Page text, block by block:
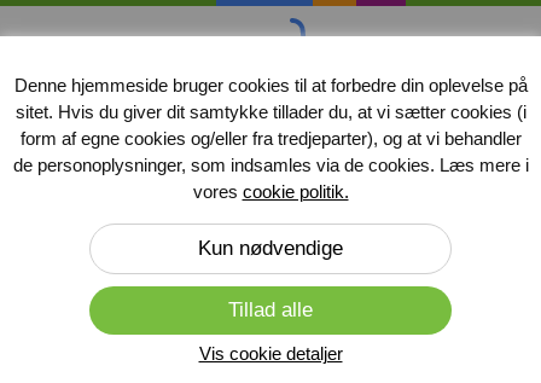
Denne hjemmeside bruger cookies til at forbedre din oplevelse på
sitet. Hvis du giver dit samtykke tillader du, at vi sætter cookies (i
form af egne cookies og/eller fra tredjeparter), og at vi behandler
de personoplysninger, som indsamles via de cookies. Læs mere i
vores cookie politik.
Vis cookie detaljer
Produkter
Forside»Dæk og slanger»Dæk til kørestole